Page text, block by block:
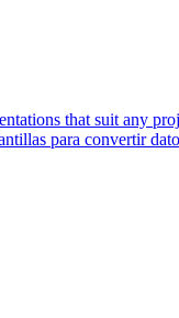
that suit any
para convertir